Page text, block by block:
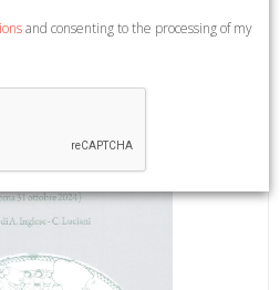
Atene, 2025; br., pp. 224, cm
and consenting to the processing of my